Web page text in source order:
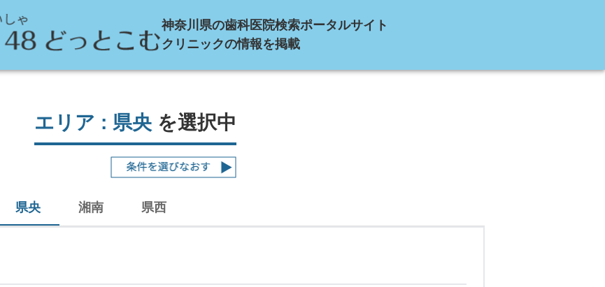
神奈川県の歯科医院検索ポータルサイト
クリニックの情報を掲載
エリア : 県央 を選択中
県央 湘南 県西